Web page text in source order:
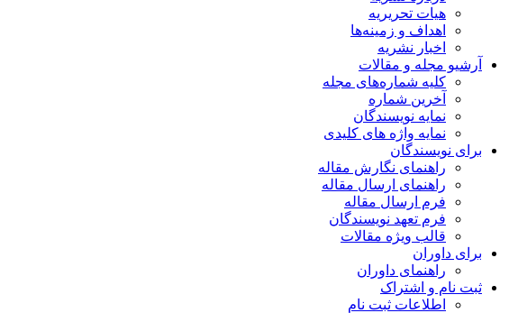
هیات تحریریه
اهداف و زمینه‌ها
اخبار نشریه
آرشیو مجله و مقالات
کلیه شماره‌های مجله
آخرین شماره
نمایه نویسندگان
نمایه واژه های کلیدی
برای نویسندگان
راهنمای نگارش مقاله
راهنمای ارسال مقاله
فرم ارسال مقاله
فرم تعهد نویسندگان
قالب ویژه مقالات
برای داوران
راهنمای داوران
ثبت نام و اشتراک
اطلاعات ثبت نام